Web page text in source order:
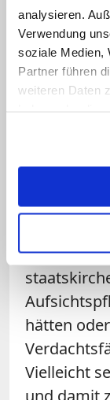
analysieren.
Verwendung
soziale Medien,
Partner führen
weiteren Daten
haben".
Am Ende
Asal-
gelte es zu
hätten
Vielleicht
und damit